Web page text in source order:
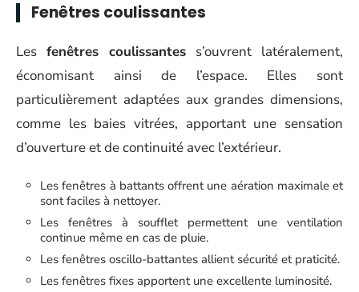
Fenêtres coulissantes
Les fenêtres coulissantes s’ouvrent latéralement,
économisant ainsi de l’espace. Elles sont
particulièrement adaptées aux grandes dimensions,
comme les baies vitrées, apportant une sensation
d’ouverture et de continuité avec l’extérieur.
Les fenêtres à battants offrent une aération maximale et
sont faciles à nettoyer.
Les fenêtres à soufflet permettent une ventilation
continue même en cas de pluie.
Les fenêtres oscillo-battantes allient sécurité et praticité.
Les fenêtres fixes apportent une excellente luminosité.